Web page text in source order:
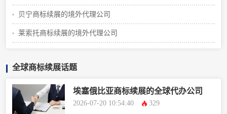
贝宁商标续展的境外代理公司
莱索托商标续展的境外代理公司
全球商标续展话题
埃塞俄比亚商标续展的全球代办公司
2026-07-20 10:54:40 329